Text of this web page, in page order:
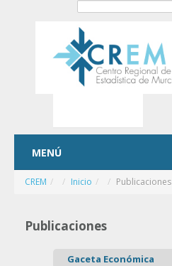
OpenID
MENÚ
CREM / Inicio / Publicaciones
Publicaciones
Gaceta Económica